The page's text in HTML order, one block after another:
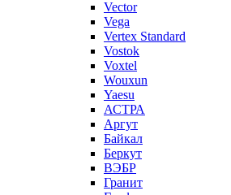
Vector
Vega
Vertex Standard
Vostok
Voxtel
Wouxun
Yaesu
АСТРА
Аргут
Байкал
Беркут
ВЭБР
Гранит